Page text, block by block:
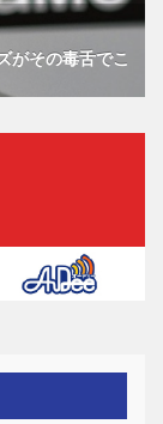
がその毒舌でこ